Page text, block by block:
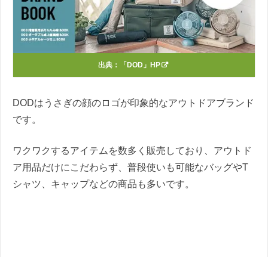
出典： 「DOD」HP
DODはうさぎの顔のロゴが印象的なアウトドアブランド
です。
ワクワクするアイテムを数多く販売しており、アウトド
ア用品だけにこだわらず、普段使いも可能なバッグやT
シャツ、キャップなどの商品も多いです。